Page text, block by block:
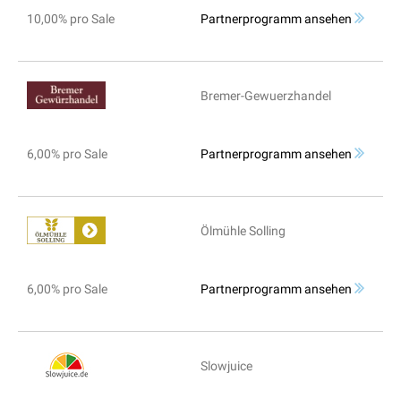
10,00% pro Sale Partnerprogramm ansehen
Bremer-Gewuerzhandel
6,00% pro Sale Partnerprogramm ansehen
Ölmühle Solling
6,00% pro Sale Partnerprogramm ansehen
Slowjuice